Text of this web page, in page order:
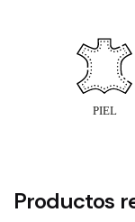
Productos